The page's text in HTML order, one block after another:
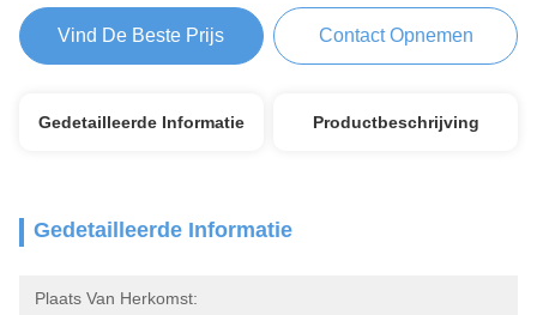
Vind De Beste Prijs Contact Opnemen
Gedetailleerde Informatie Productbeschrijving
Gedetailleerde Informatie
Plaats Van Herkomst: